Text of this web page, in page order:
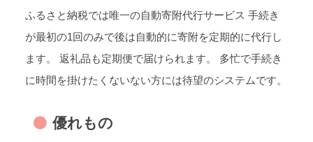
ふるさと納税では唯一の自動寄附代行サービス 手続き
が最初の1回のみで後は自動的に寄附を定期的に代行し
ます。 返礼品も定期便で届けられます。 多忙で手続き
に時間を掛けたくないない方には待望のシステムです。
優れもの